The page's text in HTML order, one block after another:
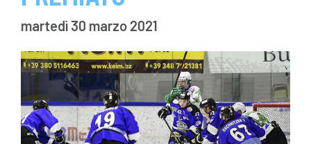
martedì 30 marzo 2021